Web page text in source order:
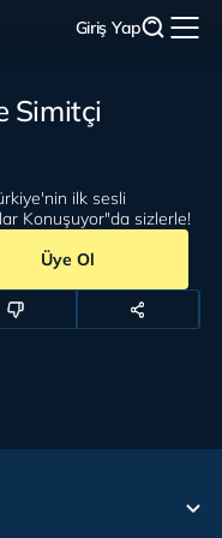
Giriş Yap
Simitçi
ilk sesli
Konuşuyor"da sizlerle!
Üye Ol